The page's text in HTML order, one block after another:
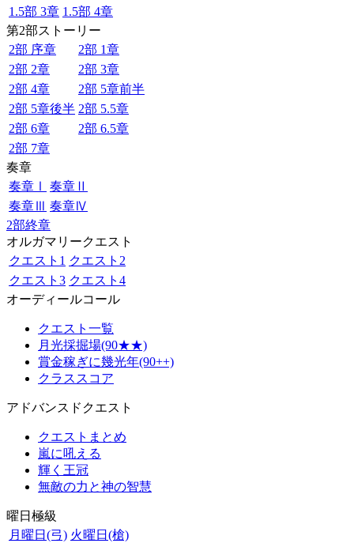
1.5部 3章 1.5部 4章
第2部ストーリー
2部 序章
2部 1章
2部 2章
2部 3章
2部 4章
2部 5章前半
2部 5章後半 2部 5.5章
2部 6章
2部 6.5章
2部 7章
奏章
奏章Ⅰ
奏章Ⅱ
奏章Ⅲ 奏章Ⅳ
2部終章
オルガマリークエスト
クエスト1 クエスト2
クエスト3 クエスト4
オーディールコール
クエスト一覧
月光採掘場(90★★)
賞金稼ぎに幾光年(90++)
クラススコア
アドバンスドクエスト
クエストまとめ
嵐に吼える
輝く王冠
無敵の力と神の智慧
曜日極級
月曜日(弓) 火曜日(槍)